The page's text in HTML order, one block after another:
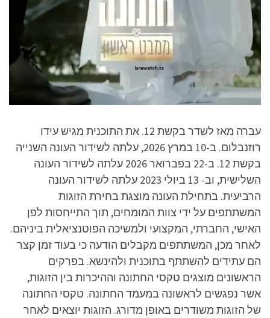
עברה מאז לשדר בקשת 12. את התוכנית מגיש עידו
רוזנבלום. ב-10 במרץ 2026, עלתה לשידור העונה השנייה
בקשת 12. ב-22 בפברואר 2026 עלתה לשידור העונה
השלישית, וב- 13 ביולי 2023 עלתה לשידור העונה
הרביעית. בתחילת העונה מוצגת בחירת הזוגות
המשתתפים על ידי צוות המומחים, תוך התייחסות לפן
האישי, החברתי, המקצועי ולמשיכה הפוטנציאלית ביניהם.
לאחר מכן, המשתתפים מקבלים הודעה כי בעוד זמן קצר
הם עתידים להשתתף בתוכנית ולהינשא. בפרקים
הראשונים מוצגים טקסי החתונה וההיכרות בין הזוגות,
אשר נפגשים לראשונה במעמד החתונה. טקסי החתונה
של הזוגות משודרים באופן מדורג. הזוגות יוצאים לאחר